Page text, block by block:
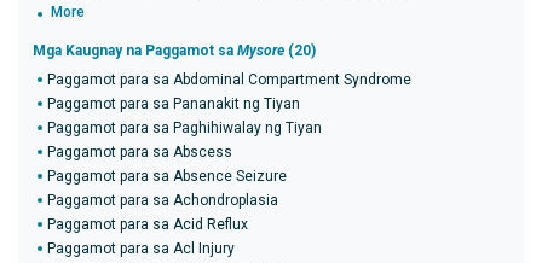
More
Mga Kaugnay na Paggamot sa Mysore (20)
Paggamot para sa Abdominal Compartment Syndrome
Paggamot para sa Pananakit ng Tiyan
Paggamot para sa Paghihiwalay ng Tiyan
Paggamot para sa Abscess
Paggamot para sa Absence Seizure
Paggamot para sa Achondroplasia
Paggamot para sa Acid Reflux
Paggamot para sa Acl Injury